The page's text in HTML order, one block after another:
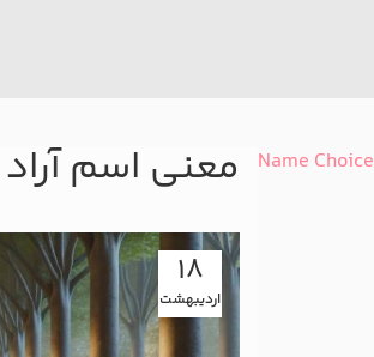
Name Choice معنی اسم آراد
18
اردیبهشت